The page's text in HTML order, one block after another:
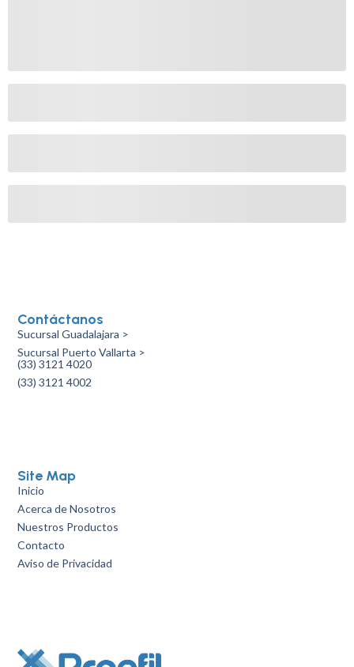
Site Map
Inicio
Acerca de Nosotros
Nuestros Productos
Contacto
Aviso de Privacidad
Contáctanos
Sucursal Guadalajara >
Sucursal Puerto Vallarta >
(33) 3121 4020
(33) 3121 4002